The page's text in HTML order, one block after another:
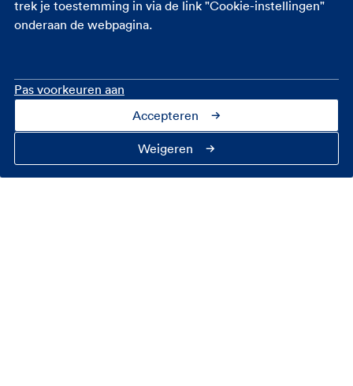
op slot, ook al ben je maar heel even weg. Een
inbrekers al behoorlijk moeilijk.
Vergeet de ramen niet
Denk er ook goed over na welke ramen je open
trek je toestemming in via de link "Cookie-instellingen"
onderaan de webpagina.
Pas voorkeuren aan
Accepteren
Weigeren